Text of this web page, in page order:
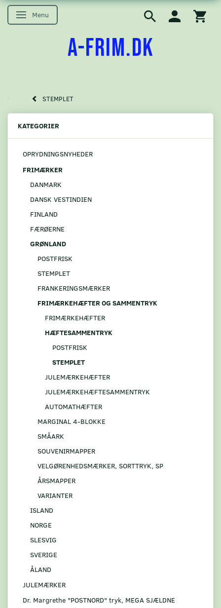
Skifte navigation
Menu
A-FRIM.DK
STEMPLET
KATEGORIER
OPRYDNINGSNYHEDER
FRIMÆRKER
DANMARK
DANSK VESTINDIEN
FINLAND
FÆRØERNE
GRØNLAND
POSTFRISK
STEMPLET
FRANKERINGSMÆRKER
FRIMÆRKEHÆFTER OG SAMMENTRYK
FRIMÆRKEHÆFTER
HÆFTESAMMENTRYK
POSTFRISK
STEMPLET
JULEMÆRKEHÆFTER
JULEMÆRKEHÆFTESAMMENTRYK
AUTOMATHÆFTER
MARGINAL 4-BLOKKE
SMÅARK
SOUVENIRMAPPER
VELGØRENHEDSMÆRKER, SORTTRYK, SP
ÅRSMAPPER
VARIANTER
ISLAND
NORGE
SLESVIG
SVERIGE
ÅLAND
JULEMÆRKER
Dr. Margrethe "POSTNORD" tryk, MEGA SJÆLDNE